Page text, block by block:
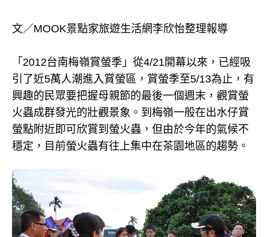
文／MOOK景點家旅遊生活網李欣怡整理報導
「2012台南梅嶺賞螢季」從4/21開幕以來，已經吸
引了近5萬人潮進入賞螢區，賞螢季至5/13為止，有
興趣的民眾要把握母親節的最後一個週末，觀賞螢
火蟲成群發光的壯觀景象。到梅嶺一般在出水仔賞
螢點附近即可欣賞到螢火蟲，但由於今年的氣候不
穩定，目前螢火蟲有往上集中在茶園地區的趨勢。